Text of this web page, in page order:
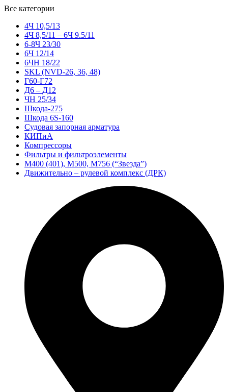
Все категории
4Ч 10,5/13
4Ч 8,5/11 – 6Ч 9.5/11
6-8Ч 23/30
6Ч 12/14
6ЧН 18/22
SKL (NVD-26, 36, 48)
Г60-Г72
Д6 – Д12
ЧН 25/34
Шкода-275
Шкода 6S-160
Судовая запорная арматура
КИПиА
Компрессоры
Фильтры и фильтроэлементы
М400 (401), М500, М756 (“Звезда”)
Движительно – рулевой комплекс (ДРК)